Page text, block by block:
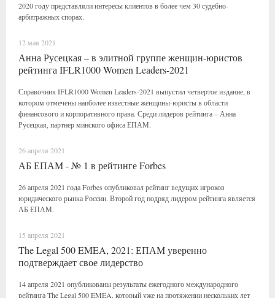
2020 году представляли интересы клиентов в более чем 30 судебно-
арбитражных спорах.
12 мая 2021
Анна Русецкая – в элитной группе женщин-юристов
рейтинга IFLR1000 Women Leaders-2021
Справочник IFLR1000 Women Leaders-2021 выпустил четвертое издание, в
котором отмечены наиболее известные женщины-юристы в области
финансового и корпоративного права. Среди лидеров рейтинга – Анна
Русецкая, партнер минского офиса ЕПАМ.
26 апреля 2021
АБ ЕПАМ - № 1 в рейтинге Forbes
26 апреля 2021 года Forbes опубликовал рейтинг ведущих игроков
юридического рынка России. Второй год подряд лидером рейтинга является
АБ ЕПАМ.
15 апреля 2021
The Legal 500 EMEA, 2021: ЕПАМ уверенно
подтверждает свое лидерство
14 апреля 2021 опубликованы результаты ежегодного международного
рейтинга The Legal 500 EMEA, который уже на протяжении нескольких лет